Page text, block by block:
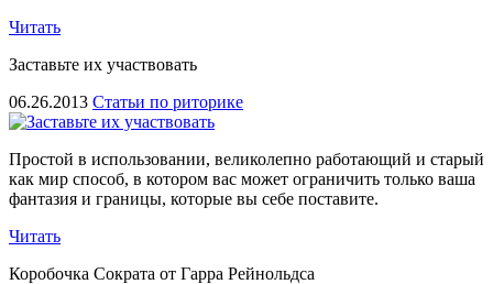
Читать
Заставьте их участвовать
06.26.2013 Статьи по риторике
Простой в использовании, великолепно работающий и старый
как мир способ, в котором вас может ограничить только ваша
фантазия и границы, которые вы себе поставите.
Читать
Коробочка Сократа от Гарра Рейнольдса